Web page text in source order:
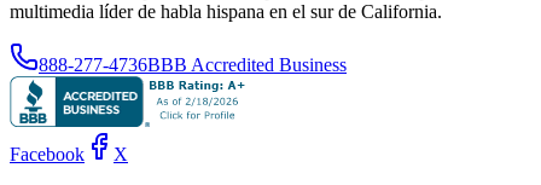
multimedia líder de habla hispana en el sur de California.
888-277-4736BBB Accredited Business
Facebook X